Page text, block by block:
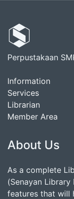
Perpustakaan
Information
Services
Librarian
Member Area
About Us
As a complete
(Senayan Library
features that will